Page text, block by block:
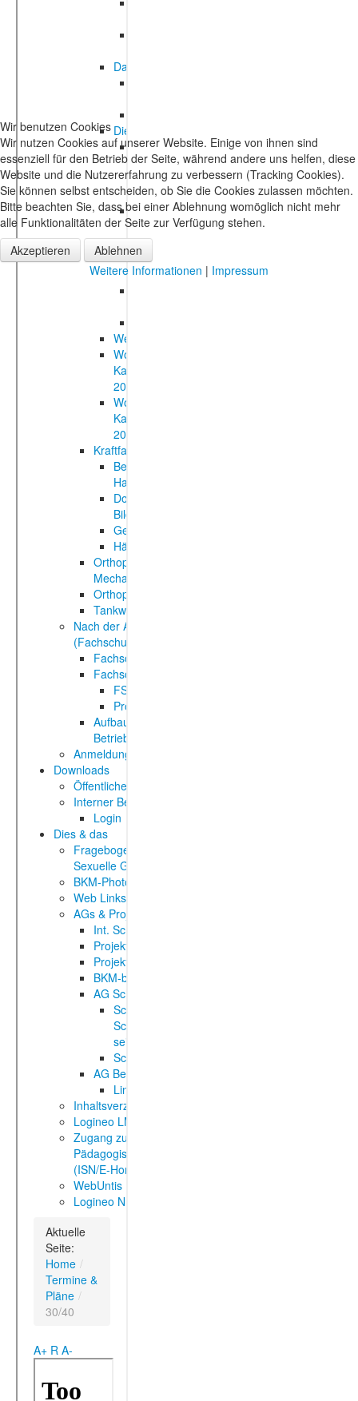
Wir benutzen Cookies
Wir nutzen Cookies auf unserer Website. Einige von ihnen sind
essenziell für den Betrieb der Seite, während andere uns helfen, diese
Website und die Nutzererfahrung zu verbessern (Tracking Cookies).
Sie können selbst entscheiden, ob Sie die Cookies zulassen möchten.
Bitte beachten Sie, dass bei einer Ablehnung womöglich nicht mehr
alle Funktionalitäten der Seite zur Verfügung stehen.
Akzeptieren
Ablehnen
Weitere Informationen | Impressum